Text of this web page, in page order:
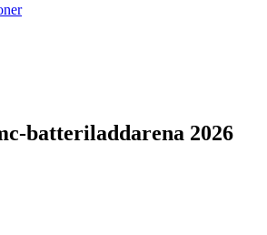
batteriladdarena 2026